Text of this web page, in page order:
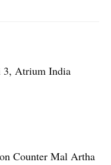
3, Atrium India
Counter Mal Artha